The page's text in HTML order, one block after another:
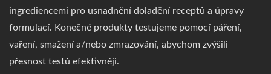
ingrediencemi pro usnadnění doladění receptů a úpravy
formulací. Konečné produkty testujeme pomocí páření,
vaření, smažení a/nebo zmrazování, abychom zvýšili
přesnost testů efektivněji.